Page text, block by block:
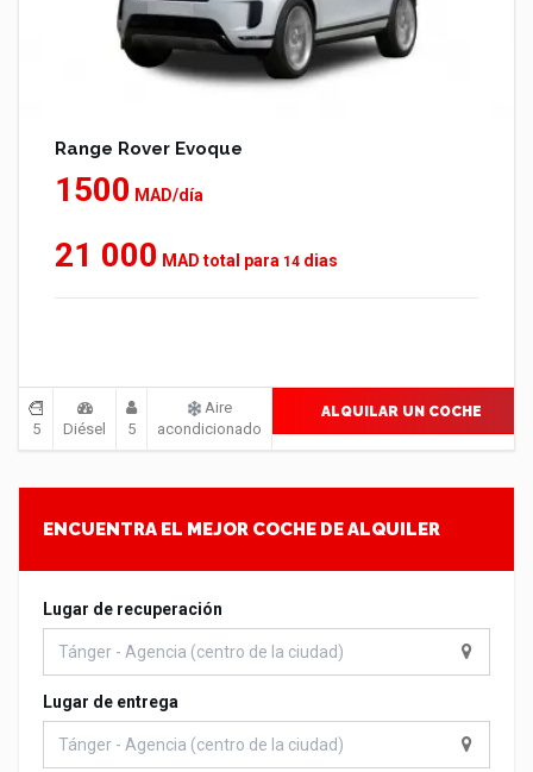
Range Rover Evoque
1500 MAD/día
21 000 MAD total para 14 dias
5 Diésel 5
Aire
acondicionado
ALQUILAR UN COCHE
ENCUENTRA EL MEJOR COCHE DE ALQUILER
Lugar de recuperación
Lugar de entrega